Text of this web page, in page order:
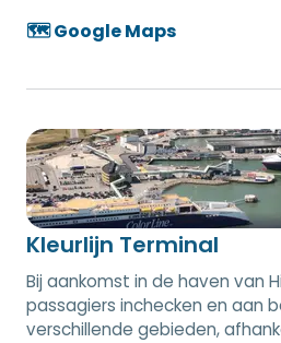
🗺️ Google Maps
Kleurlijn Terminal
Bij aankomst in de haven van
passagiers inchecken en aan
verschillende gebieden,